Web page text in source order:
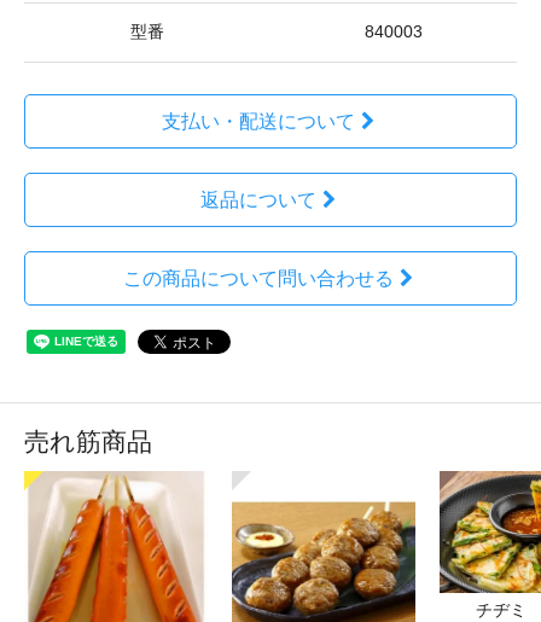
型番 840003
支払い・配送について
返品について
この商品について問い合わせる
売れ筋商品
チヂミ